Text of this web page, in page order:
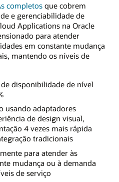
completos que cobrem
e gerenciabilidade de
Applications na Oracle
para atender
em constante mudança
mantendo os níveis de
disponibilidade de nível
usando adaptadores
de design visual,
4 vezes mais rápida
tradicionais
para atender às
mudança ou à demanda
de serviço